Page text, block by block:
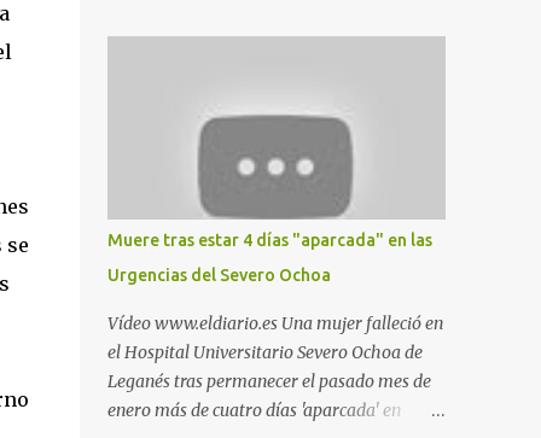
se
indica esta información recopilada por los
propios practicantes. 'Ante la crisis, disfrute' ,
señalan. "Cruising: Parquesur: para ligar
baños junto a Burger King o H&M. Y si has
pillado pareja ocacional, parking
subterráneo de Leroy Merlin. Otro espacio
para el 'cruising' es enfrente al tanatorio
(junto al estadio municipal de Butarque) y
caminos entre el estadio y Plaza Nueva. Otro
lugar: Escombrera de Polvoranca, entre
Leganés y Móstoles También en el parque de
Muere tras estar 4 días "aparcada" en las
Urgencias del Severo Ochoa
Vídeo www.eldiario.es Una mujer falleció en
el Hospital Universitario Severo Ochoa de
Leganés tras permanecer el pasado mes de
enero más de cuatro días 'aparcada' en